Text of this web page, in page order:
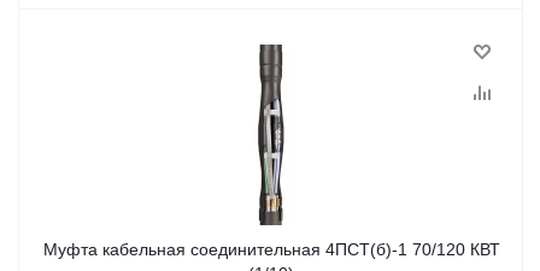
Муфта кабельная соединительная 4ПСТ(б)-1 70/120 КВТ